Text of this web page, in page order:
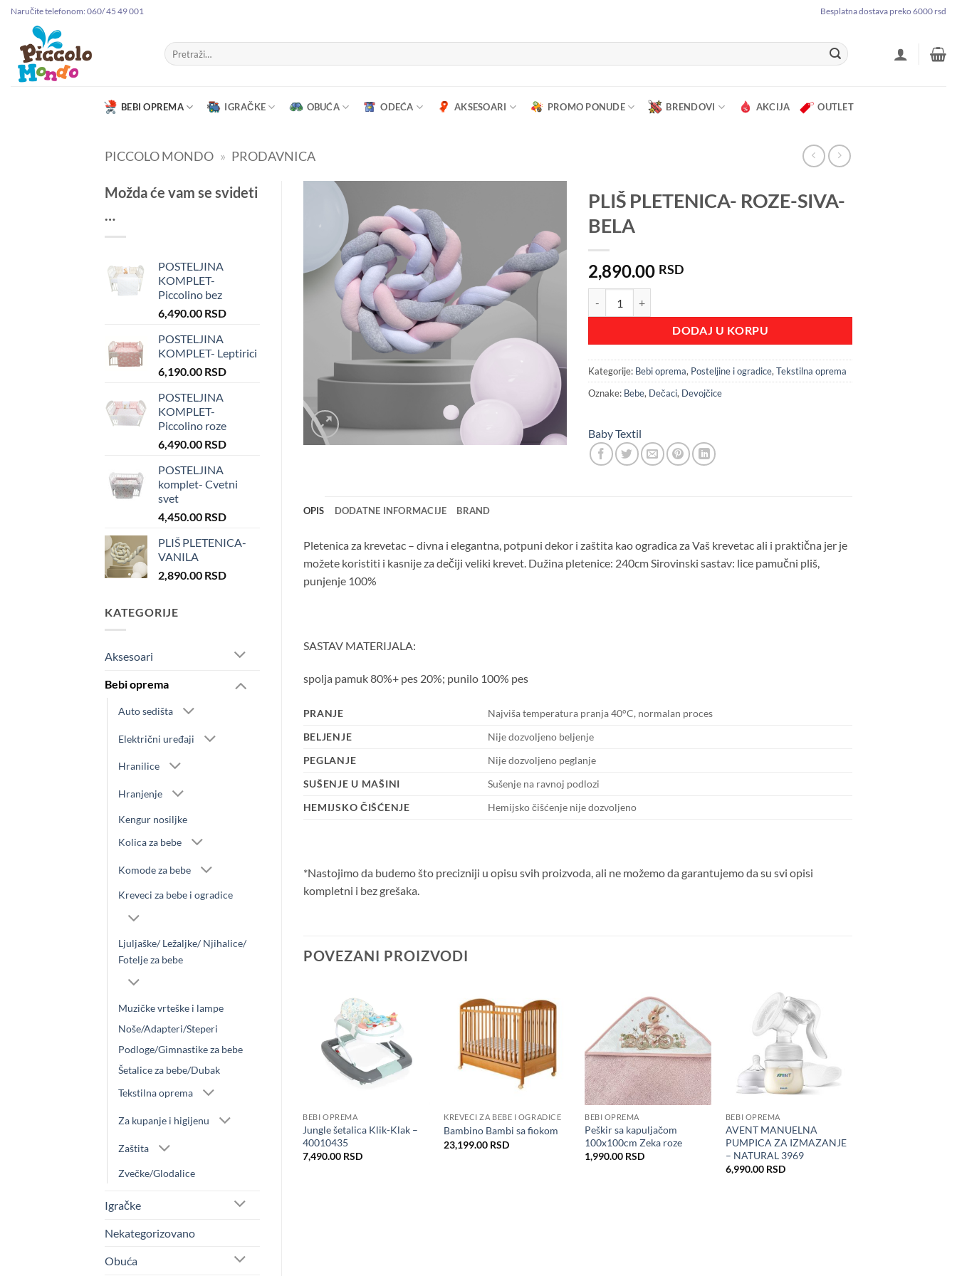
Preskoči
sadržaj
Naručite telefonom: 060/ 45 49 001 Besplatna dostava preko 6000 rsd
Pretraga
za:
BEBI OPREMA IGRAČKE OBUĆA ODEĆA AKSESOARI PROMO PONUDE BRENDOVI AKCIJA OUTLET
PICCOLO MONDO » PRODAVNICA
Možda će vam se svideti
…
POSTELJINA
KOMPLET-
Piccolino bez
6,490.00 RSD
POSTELJINA
KOMPLET- Leptirici
6,190.00 RSD
POSTELJINA
KOMPLET-
Piccolino roze
6,490.00 RSD
POSTELJINA
komplet- Cvetni
svet
4,450.00 RSD
PLIŠ PLETENICA-
VANILA
2,890.00 RSD
KATEGORIJE
Aksesoari
Bebi oprema
Auto sedišta
Električni uređaji
Hranilice
Hranjenje
Kengur nosiljke
Kolica za bebe
Komode za bebe
Kreveci za bebe i ogradice
Ljuljaške/ Ležaljke/ Njihalice/
Fotelje za bebe
Muzičke vrteške i lampe
Noše/Adapteri/Steperi
Podloge/Gimnastike za bebe
Šetalice za bebe/Dubak
Tekstilna oprema
Za kupanje i higijenu
Zaštita
Zvečke/Glodalice
Igračke
Nekategorizovano
Obuća
PLIŠ PLETENICA- ROZE-SIVA-
BELA
2,890.00 RSD
DODAJ U KORPU
Kategorije: Bebi oprema, Posteljine i ogradice,Tekstilna oprema
Oznake: Bebe, Dečaci, Devojčice
Baby Textil
OPIS DODATNE INFORMACIJE BRAND
Pletenica za krevetac – divna i elegantna, potpuni dekor i zaštita kao ogradica za Vaš krevetac ali i praktična jer je
možete koristiti i kasnije za dečiji veliki krevet. Dužina pletenice: 240cm Sirovinski sastav: lice pamučni pliš,
punjenje 100%
SASTAV MATERIJALA:
spolja pamuk 80%+ pes 20%; punilo 100% pes
PRANJE
Najviša temperatura pranja 40°C, normalan proces
BELJENJE
Nije dozvoljeno beljenje
PEGLANJE
Nije dozvoljeno peglanje
SUŠENJE U MAŠINI
Sušenje na ravnoj podlozi
HEMIJSKO ČIŠĆENJE
Hemijsko čišćenje nije dozvoljeno
*Nastojimo da budemo što precizniji u opisu svih proizvoda, ali ne možemo da garantujemo da su svi opisi
kompletni i bez grešaka.
POVEZANI PROIZVODI
BEBI OPREMA
Jungle šetalica Klik-Klak –
40010435
7,490.00 RSD
KREVECI ZA BEBE I OGRADICE
Bambino Bambi sa fiokom
23,199.00 RSD
BEBI OPREMA
Peškir sa kapuljačom
100x100cm Zeka roze
1,990.00 RSD
BEBI OPREMA
AVENT MANUELNA
PUMPICA ZA IZMAZANJE
– NATURAL 3969
6,990.00 RSD
BEBI OPREMA
POSTELJINA TEDDY roze
80x120cm 3/1